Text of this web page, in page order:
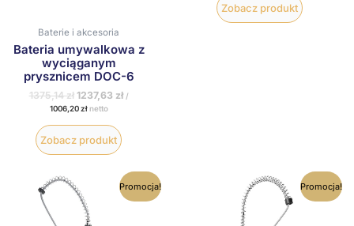
Baterie i akcesoria
Bateria umywalkowa z
wyciąganym
prysznicem DOC-6
1375,14zł 1237,63 zł /
1006,20złnetto
Zobacz produkt
Zobacz produkt
Promocja!
Pierwotna
cena
wynosiła:
1228,77 zł.
Aktualna
cena
Promocja!
Pierwotna
wynosiła:
1697,40 zł.
Aktualna
cena